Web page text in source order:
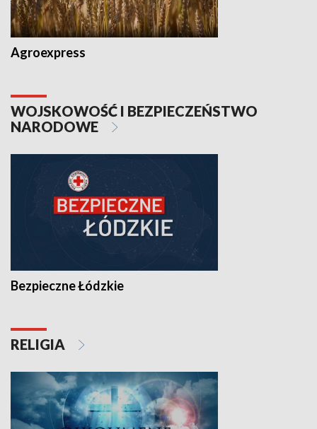
Agroexpress
WOJSKOWOŚĆ I BEZPIECZEŃSTWO
NARODOWE
Bezpieczne Łódzkie
RELIGIA